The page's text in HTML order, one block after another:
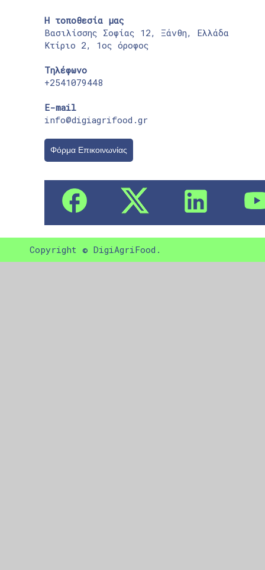
Η τοποθεσία μας
Βασιλίσσης Σοφίας 12, Ξάνθη, Ελλάδα
Κτίριο 2, 1ος όροφος
Τηλέφωνο
+2541079448
E-mail
info@digiagrifood.gr
Φόρμα Επικοινωνίας
Copyright © DigiAgriFood.